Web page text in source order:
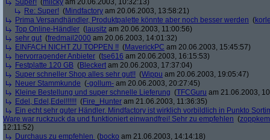
Super! (milcky am 20.06.2003, 10:32:13)
Re: Super! (Mindfactory am 20.06.2003, 13:58:21)
Prima Versandhändler, Produktpalette könnte aber noch besser werden (
Top Online-Händler ( lausitz am 20.06.2003, 11:00:56)
sehr gut (fredmail2000 am 20.06.2003, 14:01:32)
EINFACH NICHT ZU TOPPEN !! (MaverickPC am 20.06.2003, 15:45:57)
hervorragender Anbieter (tse616 am 20.06.2003, 16:15:53)
Festplatte 120 GB (Bleckert am 20.06.2003, 17:37:04)
Super schneller Shop alles sehr gut!! (Wippu am 20.06.2003, 19:05:47)
Neuer Stammkunde (-gollum- am 20.06.2003, 20:27:45)
Kleine Bestellung und super schnelle Lieferung (TFCGuru am 21.06.2003,
Edel, Edel,Edel!!!!!! (Fire_Hunter am 21.06.2003, 11:36:35)
Ein echt sehr guter Händler. Mindfactory ist wirklich vorbildlich in Punkto
Ware war ruckzuck da und funktioniert einwandfrei! Sehr zu empfehlen (
12:11:52)
Durchaus zu empfehlen (bocko am 21.06.2003, 14:14:18)